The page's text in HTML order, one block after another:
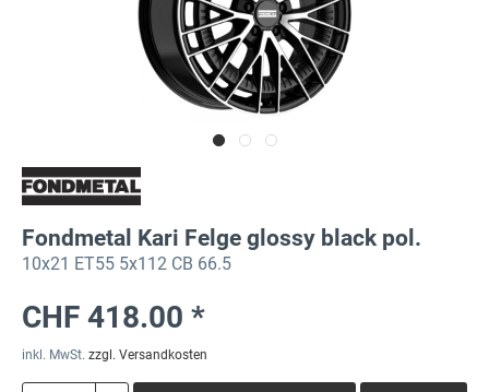
Fondmetal Kari Felge glossy black pol.
10x21 ET55 5x112 CB 66.5
CHF 418.00 *
inkl. MwSt. zzgl. Versandkosten